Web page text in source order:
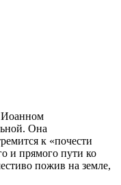
Иоанном
Она
к «почести
и прямого пути ко
пожив на земле,